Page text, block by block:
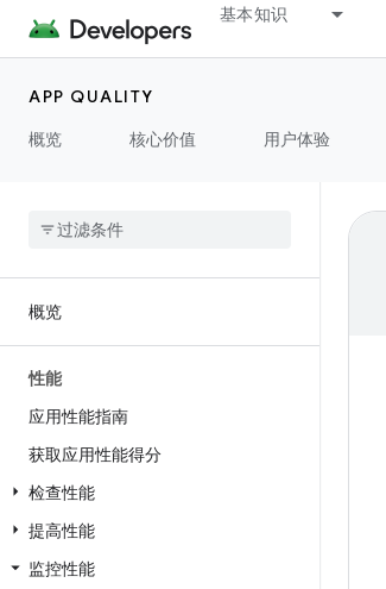
基本知识
APP QUALITY
概览
核心价值 用户体验
概览
性能
应用性能指南
获取应用性能得分
检查性能
提高性能
监控性能